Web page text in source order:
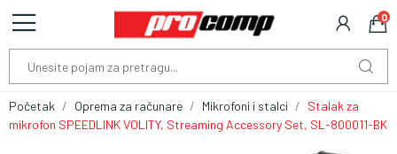
0
Početak Oprema za računare Mikrofoni i stalci
Stalak za
mikrofon SPEEDLINK VOLITY, Streaming Accessory Set, SL-800011-BK